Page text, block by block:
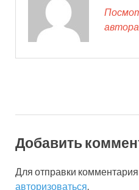
Добавить
Для отправки
авторизоваться.